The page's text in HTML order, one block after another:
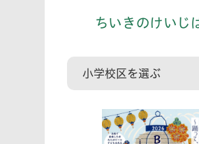
ちいきのけいじ